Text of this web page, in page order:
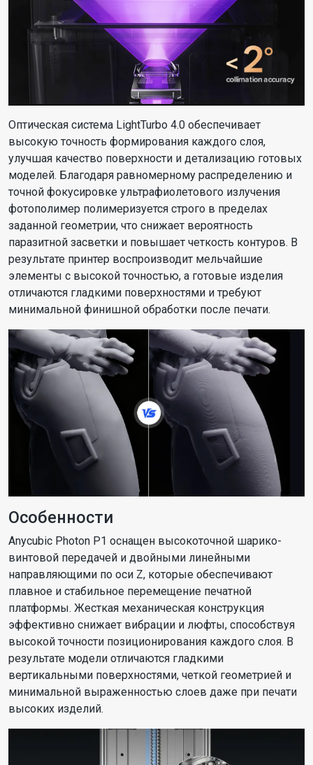
Оптическая система LightTurbo 4.0 обеспечивает
высокую точность формирования каждого слоя,
улучшая качество поверхности и детализацию готовых
моделей. Благодаря равномерному распределению и
точной фокусировке ультрафиолетового излучения
фотополимер полимеризуется строго в пределах
заданной геометрии, что снижает вероятность
паразитной засветки и повышает четкость контуров. В
результате принтер воспроизводит мельчайшие
элементы с высокой точностью, а готовые изделия
отличаются гладкими поверхностями и требуют
минимальной финишной обработки после печати.
Особенности
Anycubic Photon P1 оснащен высокоточной шарико-
винтовой передачей и двойными линейными
направляющими по оси Z, которые обеспечивают
плавное и стабильное перемещение печатной
платформы. Жесткая механическая конструкция
эффективно снижает вибрации и люфты, способствуя
высокой точности позиционирования каждого слоя. В
результате модели отличаются гладкими
вертикальными поверхностями, четкой геометрией и
минимальной выраженностью слоев даже при печати
высоких изделий.